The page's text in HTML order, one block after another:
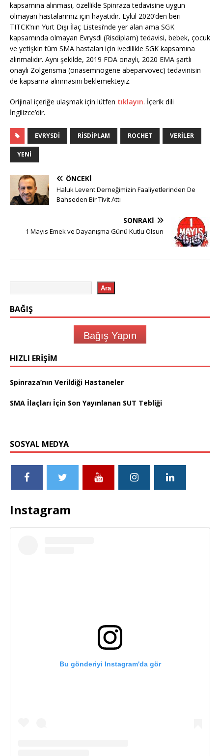
kapsamına alınması, özellikle Spinraza tedavisine uygun
olmayan hastalarımız için hayatidir. Eylül 2020’den beri
TITCK’nın Yurt Dışı İlaç Listesi’nde yer alan ama SGK
kapsamında olmayan Evrysdi (Risdiplam) tedavisi, bebek, çocuk
ve yetişkin tüm SMA hastaları için ivedilikle SGK kapsamına
alınmalıdır. Aynı şekilde, 2019 FDA onaylı, 2020 EMA şartlı
onaylı Zolgensma (onasemnogene abeparvovec) tedavinisin
de kapsama alınmasını beklemekteyiz.
Orijinal içeriğe ulaşmak için lütfen tıklayın. İçerik dili
İngilizce’dir.
EVRYSDI RISDIPLAM ROCHET VERILER
YENI
ÖNCEKI
Haluk Levent Derneğimizin Faaliyetlerinden De
Bahseden Bir Tivit Attı
SONRAKI
1 Mayıs Emek ve Dayanışma Günü Kutlu Olsun
Ara
BAĞIŞ
Bağış Yapın
HIZLI ERIŞIM
Spinraza’nın Verildiği Hastaneler
SMA İlaçları İçin Son Yayınlanan SUT Tebliği
SOSYAL MEDYA
Instagram
Bu gönderiyi Instagram'da gör